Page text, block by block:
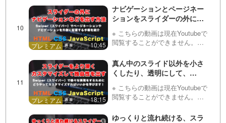
（プレミアム会員）することで
閲覧可能です。https://factory-
programming-mv.c…
10:45
ナビゲーションとページネー
ションをスライダーの外に出
Swiper（スワイパー）での方
法を紹介！
※ こちらの動画は現在Youtubeで
閲覧することができません。以
（プレミアム会員）することで
閲覧可能です。https://factory-
programming-mv.c…
18:15
真ん中のスライド以外を小さ
くしたり、透明にして、
性のあるインパクトあるスラ
イダーを作る方法！
※ こちらの動画は現在Youtubeで
閲覧することができません。以
（プレミアム会員）することで
ゆっくりと流れ続ける、スラ